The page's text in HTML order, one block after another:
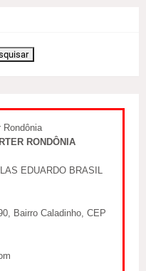
RONDÔNIA
EDUARDO BRASIL
Bairro Caladinho, CEP